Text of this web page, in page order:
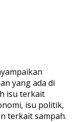
yang ada di
isu terkait
isu politik,
terkait sampah.